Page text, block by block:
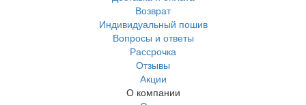
Возврат
Индивидуальный пошив
Вопросы и ответы
Рассрочка
Отзывы
Акции
О компании